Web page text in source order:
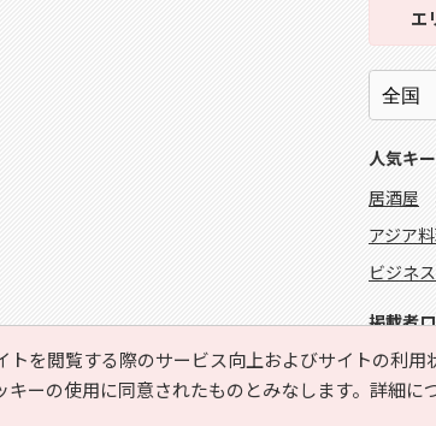
トを閲覧する際のサービス向上およびサイトの利
ーの使用に同意されたものとみなします。詳細に
エ
人気キ
居酒屋
アジア
ビジネ
掲載者